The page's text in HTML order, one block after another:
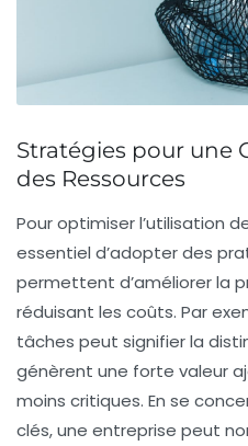
Stratégies pour une
des Ressources
Pouroptimiser l’utilisation
essentiel d’adopter des
permettent d’améliorer la
réduisant les coûts. Par
tâches peut signifier la
génèrent une forte valeur
moins critiques. En se
clés, une entreprise peut